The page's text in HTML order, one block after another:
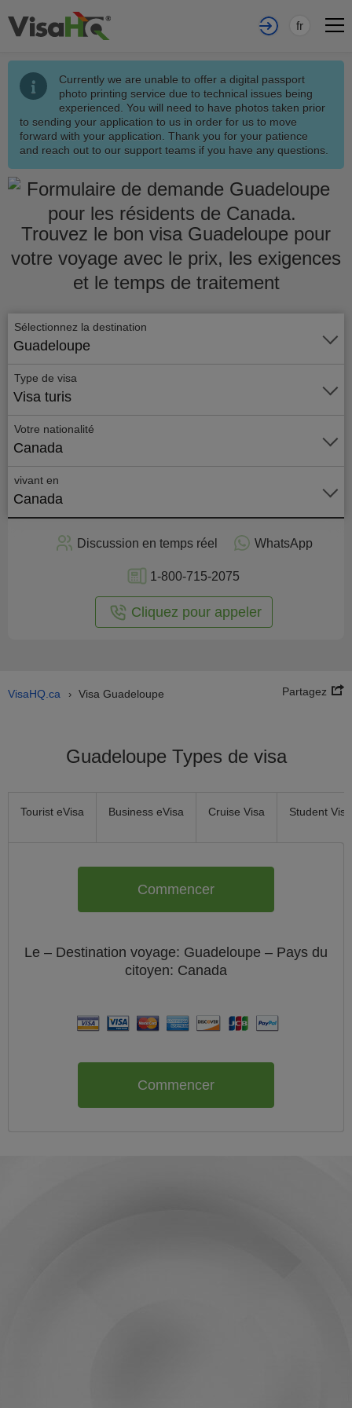
fr
Currently we are unable to offer a digital passport
photo printing service due to technical issues being
experienced. You will need to have photos taken prior
to sending your application to us in order for us to move
forward with your application. Thank you for your patience
and reach out to our support teams if you have any questions.
Trouvez le bon visa Guadeloupe pour
votre voyage avec le prix, les exigences
et le temps de traitement
Sélectionnez la destination
Guadeloupe
Type de visa
Visa turis
Votre nationalité
Canada
vivant en
Canada
Discussion en temps réel WhatsApp
1-800-715-2075
Cliquez pour appeler
VisaHQ.ca › Visa Guadeloupe Partagez
Guadeloupe Types de visa
Tourist eVisa Business eVisa Cruise Visa Student Visa
Commencer
Le – Destination voyage: Guadeloupe – Pays du
citoyen: Canada
Commencer